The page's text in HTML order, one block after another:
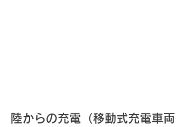
陸からの充電（移動式充電車両